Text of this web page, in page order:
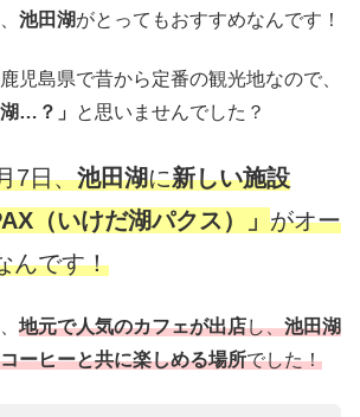
池田湖がとってもおすすめなんです！
児島県で昔から定番の観光地なので、
…？」
と思いませんでした？
7日、池田湖に新しい施設
（いけだ湖パクス）」 がオー
んです！
地元で人気のカフェが出店し、池田湖
ーヒーと共に楽しめる場所でした！